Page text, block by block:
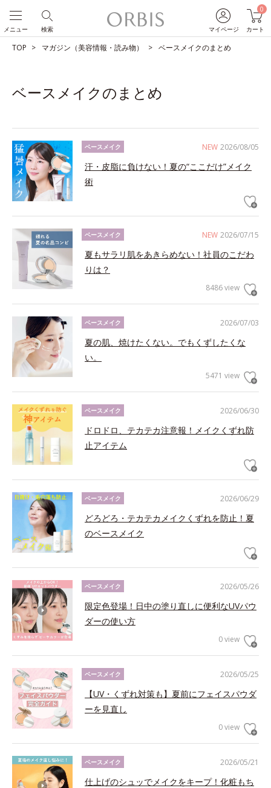
マイページ
0
カート
検索
メニュー
TOP マガジン（美容情報・読み物） ベースメイクのまとめ
ベースメイクのまとめ
NEW 2026/08/05
ベースメイク
汗・皮脂に負けない！夏の“ここだけ”メイク
術
NEW 2026/07/15
ベースメイク
夏もサラリ肌をあきらめない！社員のこだわ
りは？
8486 view
2026/07/03
ベースメイク
夏の肌、焼けたくない。でもくずしたくな
い。
5471 view
2026/06/30
ベースメイク
ドロドロ、テカテカ注意報！メイクくずれ防
止アイテム
2026/06/29
ベースメイク
どろどろ・テカテカメイクくずれを防止！夏
のベースメイク
2026/05/26
ベースメイク
限定色登場！日中の塗り直しに便利なUVパウ
ダーの使い方
0 view
2026/05/25
ベースメイク
【UV・くずれ対策も】夏前にフェイスパウダ
ーを見直し
0 view
2026/05/21
ベースメイク
仕上げのシュッでメイクをキープ！化粧もち